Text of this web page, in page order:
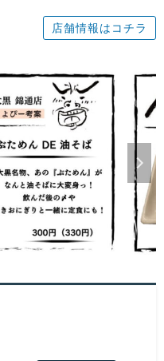
店舗情報はコチラ